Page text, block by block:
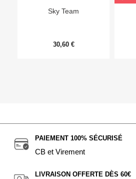
Sky Team
30,60 €
PAIEMENT 100% SÉCURISÉ
CB et Virement
LIVRAISON OFFERTE DÈS 60€